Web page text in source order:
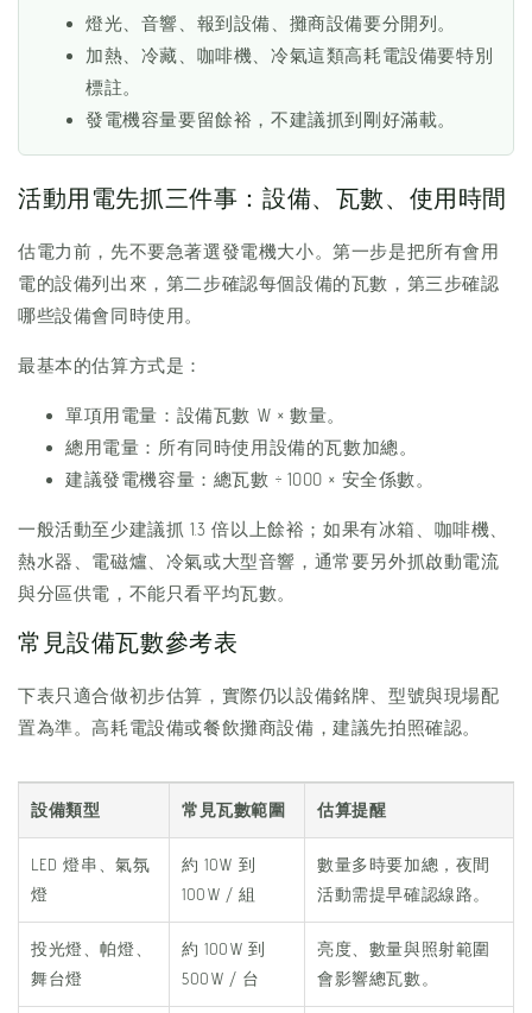
燈光、音響、報到設備、攤商設備要分開列。
加熱、冷藏、咖啡機、冷氣這類高耗電設備要特別
標註。
發電機容量要留餘裕，不建議抓到剛好滿載。
活動用電先抓三件事：設備、瓦數、使用時間
估電力前，先不要急著選發電機大小。第一步是把所有會用
電的設備列出來，第二步確認每個設備的瓦數，第三步確認
哪些設備會同時使用。
最基本的估算方式是：
單項用電量：設備瓦數 W × 數量。
總用電量：所有同時使用設備的瓦數加總。
建議發電機容量：總瓦數 ÷ 1000 × 安全係數。
一般活動至少建議抓 1.3 倍以上餘裕；如果有冰箱、咖啡機、
熱水器、電磁爐、冷氣或大型音響，通常要另外抓啟動電流
與分區供電，不能只看平均瓦數。
常見設備瓦數參考表
下表只適合做初步估算，實際仍以設備銘牌、型號與現場配
置為準。高耗電設備或餐飲攤商設備，建議先拍照確認。
設備類型 常見瓦數範圍 估算提醒
LED 燈串、氣氛
燈
約 10W 到
100W / 組
數量多時要加總，夜間
活動需提早確認線路。
投光燈、帕燈、
舞台燈
約 100W 到
500W / 台
亮度、數量與照射範圍
會影響總瓦數。